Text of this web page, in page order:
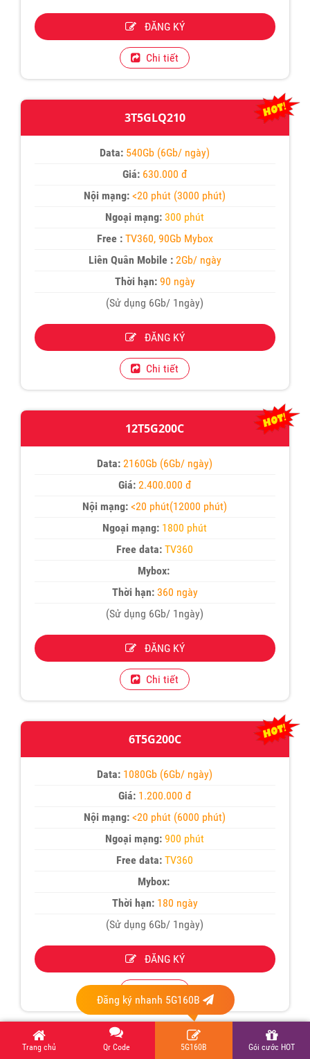
ĐĂNG KÝ
Chi tiết
3T5GLQ210
Data: 540Gb (6Gb/ ngày)
Giá: 630.000 đ
Nội mạng: <20 phút (3000 phút)
Ngoại mạng: 300 phút
Free : TV360, 90Gb Mybox
Liên Quân Mobile : 2Gb/ ngày
Thời hạn:90 ngày
(Sử dụng 6Gb/ 1ngày)
ĐĂNG KÝ
Chi tiết
12T5G200C
Data: 2160Gb (6Gb/ ngày)
Giá:2.400.000 đ
Nội mạng: <20 phút(12000 phút)
Ngoại mạng: 1800 phút
Free data: TV360
Mybox:
Thời hạn:360 ngày
(Sử dụng 6Gb/ 1ngày)
ĐĂNG KÝ
Chi tiết
6T5G200C
Data: 1080Gb (6Gb/ ngày)
Giá: 1.200.000 đ
Nội mạng: <20 phút (6000 phút)
Ngoại mạng: 900 phút
Free data: TV360
Mybox:
Thời hạn:180 ngày
(Sử dụng 6Gb/ 1ngày)
ĐĂNG KÝ
3T5G200C
Trang chủ Qr Code
Đăng ký nhanh 5G160B
5G160B Gói cước HOT